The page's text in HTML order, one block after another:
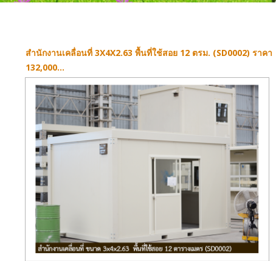
สำนักงานเคลื่อนที่ 3X4X2.63 พื้นที่ใช้สอย 12 ตรม. (SD0002) ราคา
132,000...